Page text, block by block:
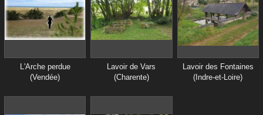
L'Arche perdue
(Vendée)
Lavoir de Vars
(Charente)
Lavoir des Fontaines
(Indre-et-Loire)